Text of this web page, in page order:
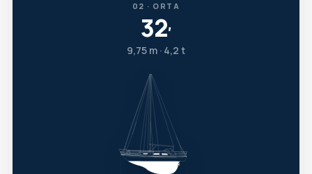
02 · ORTA
32′
9,75 m · 4,2 t